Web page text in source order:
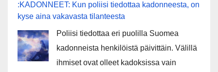
:KADONNEET: Kun poliisi tiedottaa kadonneesta, on
kyse aina vakavasta tilanteesta
Poliisi tiedottaa eri puolilla Suomea
kadonneista henkilöistä päivittäin. Välillä
ihmiset ovat olleet kadoksissa vain